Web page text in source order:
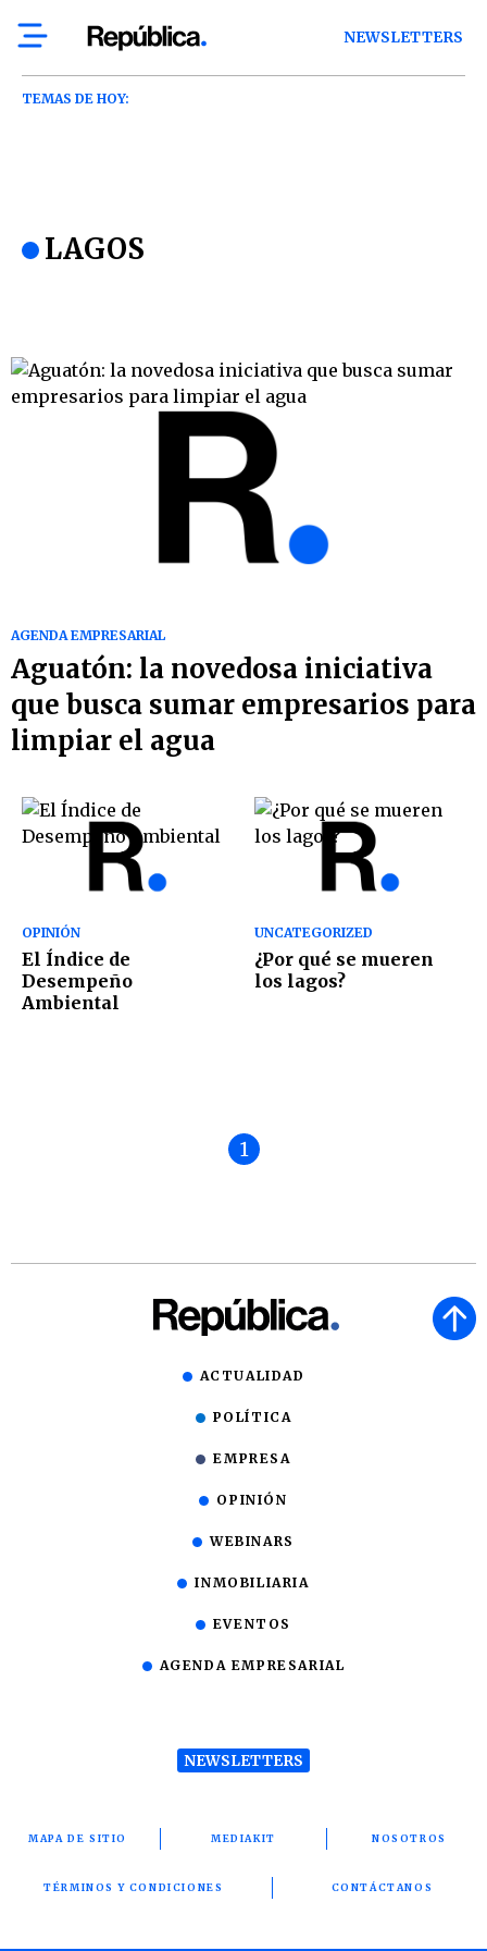
NEWSLETTERS
TEMAS DE HOY:
LAGOS
AGENDA EMPRESARIAL
Aguatón: la novedosa iniciativa
que busca sumar empresarios para
limpiar el agua
OPINIÓN
El Índice de
Desempeño
Ambiental
UNCATEGORIZED
¿Por qué se mueren
los lagos?
1
ACTUALIDAD
POLÍTICA
EMPRESA
OPINIÓN
WEBINARS
INMOBILIARIA
EVENTOS
AGENDA EMPRESARIAL
NEWSLETTERS
MAPA DE SITIO MEDIAKIT NOSOTROS
TÉRMINOS Y CONDICIONES CONTÁCTANOS